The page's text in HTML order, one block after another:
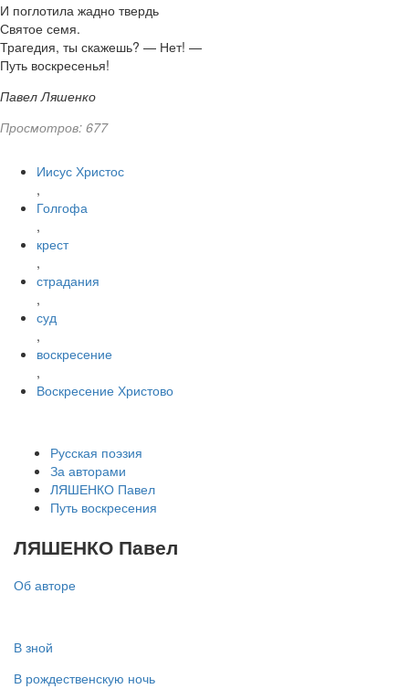
И поглотила жадно твердь
Святое семя.
Трагедия, ты скажешь? — Нет! —
Путь воскресенья!
Павел Ляшенко
Просмотров: 677
Иисус Христос
,
Голгофа
,
крест
,
страдания
,
суд
,
воскресение
,
Воскресение Христово
Русская поэзия
За авторами
ЛЯШЕНКО Павел
Путь воскресения
ЛЯШЕНКО Павел
Об авторе
В зной
В рождественскую ночь